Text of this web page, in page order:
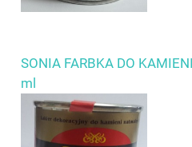
SONIA FARBKA DO
ml